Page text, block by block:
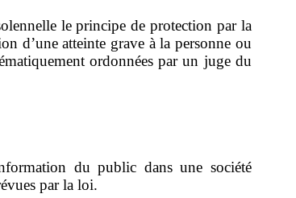
le principe de protection par la
d’une atteinte grave à la personne ou
ordonnées par un juge du
du public dans une société
par la loi.